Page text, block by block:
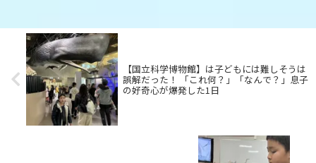
【国立科学博物館】は子どもには難しそうは
誤解だった！ 「これ何？」「なんで？」息子
の好奇心が爆発した1日